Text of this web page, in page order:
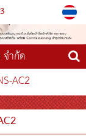
ำกัด
AC2